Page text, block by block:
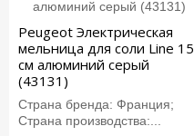
Peugeot Электрическая
мельница для соли Line 15
см алюминий серый
(43131)
Страна бренда: Франция;
Страна производства:...